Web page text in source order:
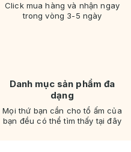
Click mua hàng và nhận ngay
trong vòng 3-5 ngày
Danh mục sản phẩm đa
dạng
Mọi thứ bạn cần cho tổ ấm của
bạn đều có thể tìm thấy tại đây